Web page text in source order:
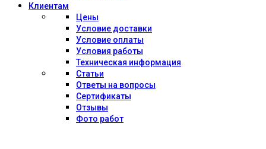
Клиентам
Цены
Условие доставки
Условие оплаты
Условия работы
Техническая информация
Статьи
Ответы на вопросы
Сертификаты
Отзывы
Фото работ